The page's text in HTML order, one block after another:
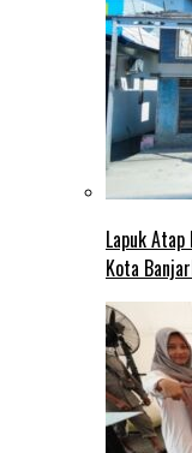
Lapuk
Kota